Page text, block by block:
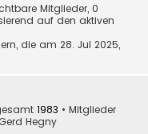
Mitglieder, 0
auf den aktiven
die am 28. Jul 2025,
1983 • Mitglieder
Hegny